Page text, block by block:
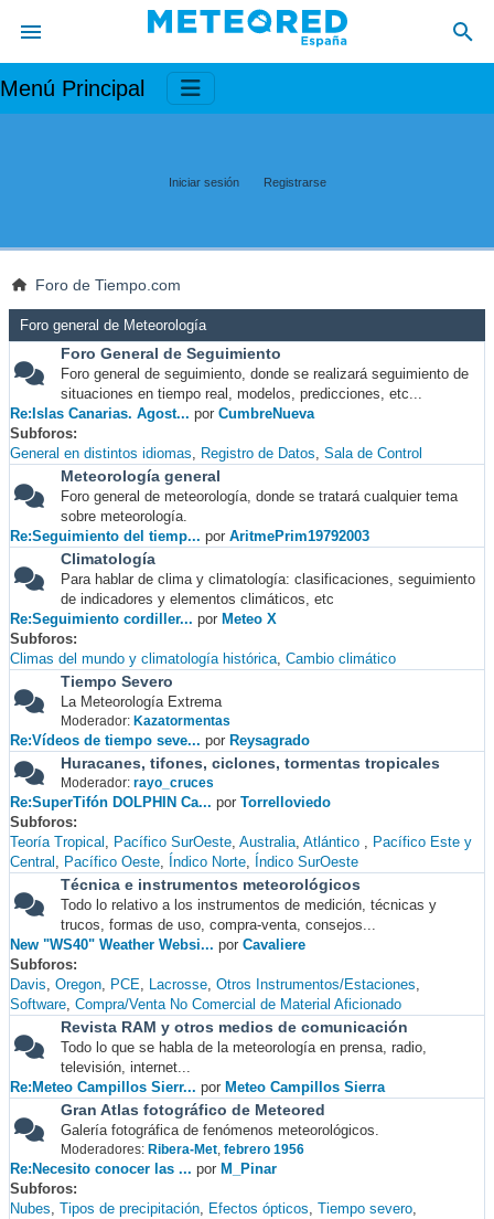
Menú Principal
Iniciar sesión Registrarse
Foro de Tiempo.com
Foro general de Meteorología
Foro General de Seguimiento
Foro general de seguimiento, donde se realizará seguimiento de
situaciones en tiempo real, modelos, predicciones, etc...
Re:Islas Canarias. Agost... por CumbreNueva
Subforos
General en distintos idiomas
Registro de Datos Sala de Control
Meteorología general
Foro general de meteorología, donde se tratará cualquier tema
sobre meteorología.
Re:Seguimiento del tiemp... por AritmePrim19792003
Climatología
Para hablar de clima y climatología: clasificaciones, seguimiento
de indicadores y elementos climáticos, etc
Re:Seguimiento cordiller... por Meteo X
Subforos
Climas del mundo y climatología histórica Cambio climático
Tiempo Severo
La Meteorología Extrema
Moderador: Kazatormentas
Re:Vídeos de tiempo seve... por Reysagrado
Huracanes, tifones, ciclones, tormentas tropicales
Moderador: rayo_cruces
Re:SuperTifón DOLPHIN Ca... por Torrelloviedo
Subforos
Teoría Tropical
Pacífico SurOeste Australia Atlántico
Pacífico Este y
Central
Pacífico Oeste Índico Norte Índico SurOeste
Técnica e instrumentos meteorológicos
Todo lo relativo a los instrumentos de medición, técnicas y
trucos, formas de uso, compra-venta, consejos...
New "WS40" Weather Websi... por Cavaliere
Subforos
Davis Oregon PCE Lacrosse Otros Instrumentos/Estaciones
Software Compra/Venta No Comercial de Material Aficionado
Revista RAM y otros medios de comunicación
Todo lo que se habla de la meteorología en prensa, radio,
televisión, internet...
Re:Meteo Campillos Sierr... por Meteo Campillos Sierra
Gran Atlas fotográfico de Meteored
Galería fotográfica de fenómenos meteorológicos.
Moderadores: Ribera-Met, febrero 1956
Re:Necesito conocer las ... por M_Pinar
Subforos
Nubes Tipos de precipitación Efectos ópticos Tiempo severo